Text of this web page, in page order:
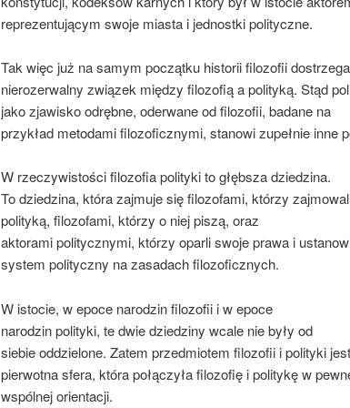
reprezentującym swoje miasta i jednostki polityczne.
Tak więc już na samym początku historii filozofii
nierozerwalny związek między filozofią a polityką. Stąd
jako zjawisko odrębne, oderwane od filozofii, badane na
przykład metodami filozoficznymi, stanowi zupełnie inne
W rzeczywistości filozofia polityki to głębsza dziedzina.
To dziedzina, która zajmuje się filozofami, którzy
polityką, filozofami, którzy o niej piszą, oraz
aktorami politycznymi, którzy oparli swoje prawa i
system polityczny na zasadach filozoficznych.
W istocie, w epoce narodzin filozofii i w epoce
narodzin polityki, te dwie dziedziny wcale nie były od
siebie oddzielone. Zatem przedmiotem filozofii i polityki
pierwotna sfera, która połączyła filozofię i politykę w
wspólnej orientacji.